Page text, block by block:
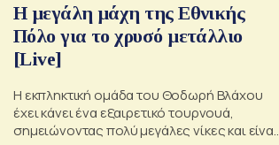
Η μεγάλη μάχη της Εθνικής
Πόλο για το χρυσό μετάλλιο
[Live]
Η εκπληκτική ομάδα του Θοδωρή Βλάχου
έχει κάνει ένα εξαιρετικό τουρνουά,
σημειώνοντας πολύ μεγάλες νίκες και είναι